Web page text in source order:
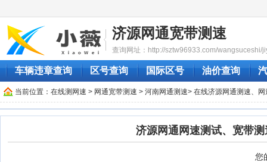
济源网通宽带测速
查询网址：http://sztw96933.com/wangsuceshi/
车辆违章查询 区号查询 国际区号 油价查询
当前位置： 在线测网速 > 网通宽带测速 > 河南网通测速> 在线济源网通测速、网
济源网通网速测试、宽带测
您